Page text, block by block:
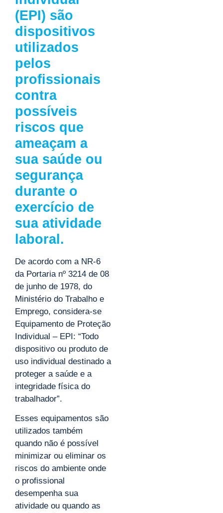
(EPI) são
dispositivos
utilizados
pelos
profissionais
contra
possíveis
riscos que
ameaçam a
sua saúde ou
segurança
durante o
exercício de
sua atividade
laboral.
De acordo com a NR-6
da Portaria nº 3214 de 08
de junho de 1978, do
Ministério do Trabalho e
Emprego, considera-se
Equipamento de Proteção
Individual – EPI: “Todo
dispositivo ou produto de
uso individual destinado a
proteger a saúde e a
integridade física do
trabalhador”.
Esses equipamentos são
utilizados também
quando não é possível
minimizar ou eliminar os
riscos do ambiente onde
o profissional
desempenha sua
atividade ou quando as